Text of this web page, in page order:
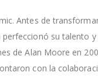
Antes de
su
de Alan Moore en
con la